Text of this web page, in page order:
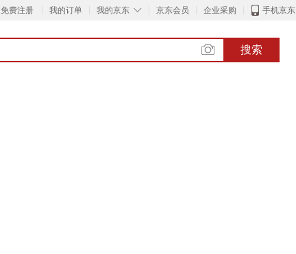
免费注册 我的订单 ◇
我的京东 京东会员 企业采购 手机京东
搜索